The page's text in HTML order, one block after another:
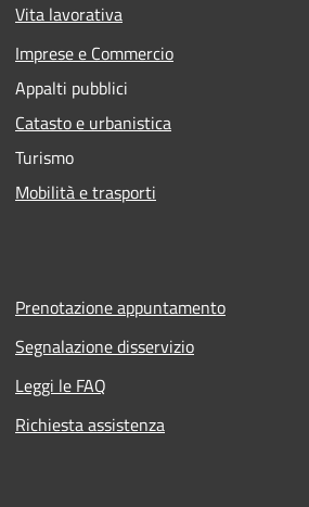
Vita lavorativa
Imprese e Commercio
Appalti pubblici
Catasto e urbanistica
Turismo
Mobilità e trasporti
Prenotazione appuntamento
Segnalazione disservizio
Leggi le FAQ
Richiesta assistenza